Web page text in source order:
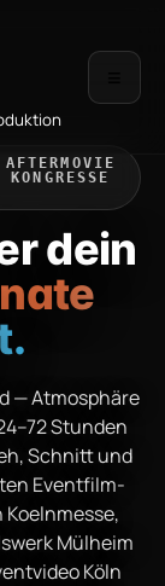
dein
— Atmosphäre
Stunden
Schnitt und
Eventfilm-
Mülheim
Köln